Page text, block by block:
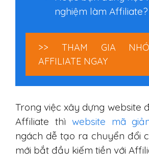
nghiệm làm Affiliate?
>> THAM GIA
AFFILIATE NGAY
Trong việc xây dựng website
Affiliate thì website mã
ngách dễ tạo ra chuyển đổi
mới bắt đầu kiếm tiền với